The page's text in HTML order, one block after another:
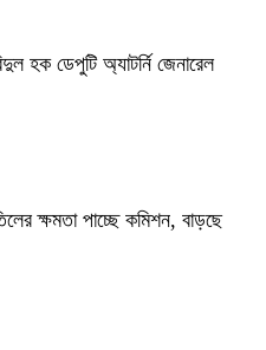
হক ডেপুটি অ্যাটর্নি জেনারেল
ক্ষমতা পাচ্ছে কমিশন, বাড়ছে